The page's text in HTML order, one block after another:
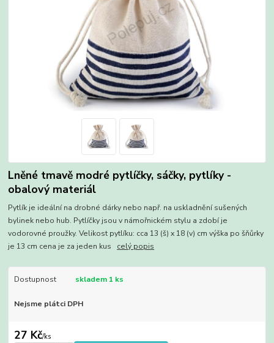
Lněné tmavě modré pytlíčky, sáčky, pytlíky -
obalový materiál
Pytlík je ideální na drobné dárky nebo např. na uskladnění sušených
bylinek nebo hub. Pytlíčky jsou v námořnickém stylu a zdobí je
vodorovné proužky. Velikost pytlíku: cca 13 (š) x 18 (v) cm výška po šňůrky
je 13 cm cena je za jeden kus celý popis
Dostupnost skladem 1 ks
Nejsme plátci DPH
27 Kč/ks